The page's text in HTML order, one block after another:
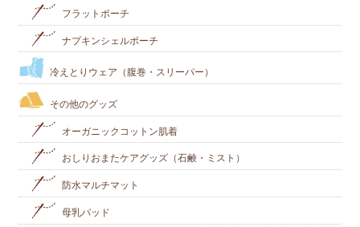
フラットポーチ
ナプキンシェルポーチ
冷えとりウェア（腹巻・スリーパー）
その他のグッズ
オーガニックコットン肌着
おしりおまたケアグッズ（石鹸・ミスト）
防水マルチマット
母乳パッド